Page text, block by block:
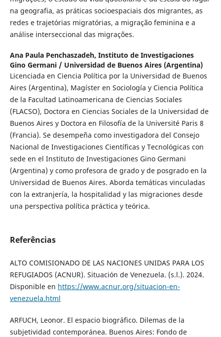
na geografia, as práticas socioespaciais dos migrantes, as
redes e trajetórias migratórias, a migração feminina e a
análise interseccional das migrações.
Ana Paula Penchaszadeh, Instituto de Investigaciones
Gino Germani / Universidad de Buenos Aires (Argentina)
Licenciada en Ciencia Política por la Universidad de Buenos
Aires (Argentina), Magíster en Sociología y Ciencia Política
de la Facultad Latinoamericana de Ciencias Sociales
(FLACSO), Doctora en Ciencias Sociales de la Universidad de
Buenos Aires y Doctora en Filosofía de la Université Paris 8
(Francia). Se desempeña como investigadora del Consejo
Nacional de Investigaciones Científicas y Tecnológicas con
sede en el Instituto de Investigaciones Gino Germani
(Argentina) y como profesora de grado y de posgrado en la
Universidad de Buenos Aires. Aborda temáticas vinculadas
con la extranjería, la hospitalidad y las migraciones desde
una perspectiva política práctica y teórica.
Referências
ALTO COMISIONADO DE LAS NACIONES UNIDAS PARA LOS
REFUGIADOS (ACNUR). Situación de Venezuela. (s.l.). 2024.
Disponible en https://www.acnur.org/situacion-en-
venezuela.html
ARFUCH, Leonor. El espacio biográfico. Dilemas de la
subjetividad contemporánea. Buenos Aires: Fondo de